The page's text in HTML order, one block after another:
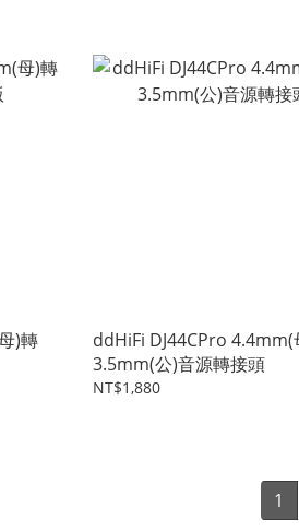
ddHiFi DJ44CPro 4.4mm(
3.5mm(公)音源轉接頭
NT$1,880
1